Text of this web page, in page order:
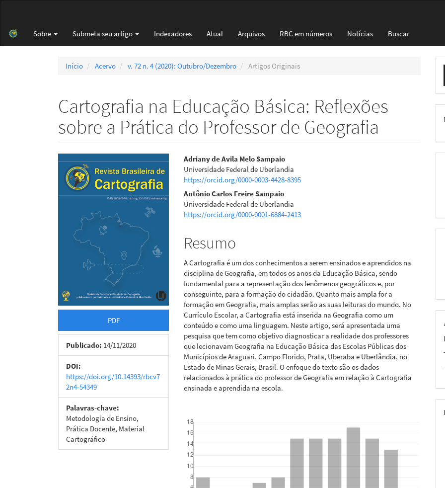
principal
Barra
Sobre Submeta seu artigo Indexadores Atual Arquivos RBC em números Notícias Buscar
Início Acervo v. 72 n. 4 (2020): Outubro/Dezembro Artigos Originais
Cartografia na Educação Básica: Reflexões
sobre a Prática do Professor de Geografia
Barra
lateral
de
artigos
PDF
Publicado: 14/11/2020
DOI:
https://doi.org/10.14393/rbcv7
2n4-54349
Palavras-chave:
Metodologia de Ensino,
Prática Docente, Material
Cartográfico
Conteúdo
do
artigo
principal
Adriany de Avila Melo Sampaio
Universidade Federal de Uberlandia
https://orcid.org/0000-0003-4428-8395
Antônio Carlos Freire Sampaio
Universidade Federal de Uberlandia
https://orcid.org/0000-0001-6884-2413
Resumo
A Cartografia é um dos conhecimentos a serem ensinados e aprendidos na
disciplina de Geografia, em todos os anos da Educação Básica, sendo
fundamental para a representação dos fenômenos geográficos e, por
conseguinte, para a formação do cidadão. Quanto mais ampla for a
formação em Geografia, mais amplas serão as suas leituras do mundo. No
Currículo Escolar, a Cartografia está inserida na Geografia como um
conteúdo e como uma linguagem. Neste artigo, será apresentada uma
pesquisa que tem como objetivo diagnosticar a realidade dos professores
que lecionavam Geografia na Educação Básica das Escolas Públicas dos
Municípios de Araguari, Campo Florido, Prata, Uberaba e Uberlândia, no
Estado de Minas Gerais, Brasil. O enfoque do texto são os dados
relacionados à prática do professor de Geografia em relação à Cartografia
ensinada e aprendida na escola.